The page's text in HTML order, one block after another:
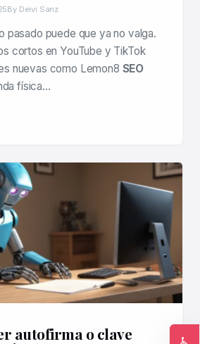
By Deivi Sanz
pasado puede que ya no valga.
cortos en YouTube y TikTok
nuevas como Lemon8 SEO
física…
autofirma o clave